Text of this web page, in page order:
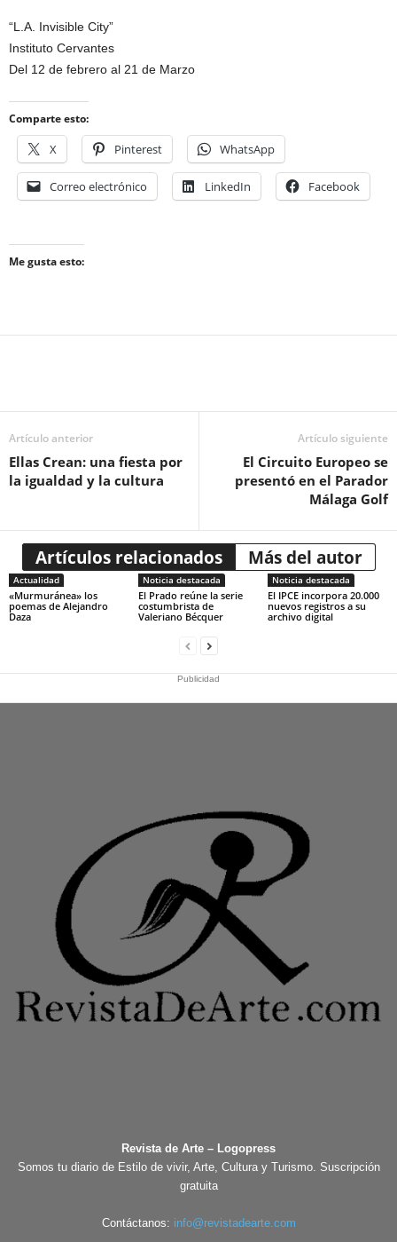
“L.A. Invisible City”
Instituto Cervantes
Del 12 de febrero al 21 de Marzo
Comparte esto:
X Pinterest WhatsApp
Correo electrónico LinkedIn Facebook
Me gusta esto:
Artículo anterior
Ellas Crean: una fiesta por
la igualdad y la cultura
Artículo siguiente
El Circuito Europeo se
presentó en el Parador
Málaga Golf
Artículos relacionados Más del autor
Actualidad
«Murmuránea» los
poemas de Alejandro
Daza
Noticia destacada
El Prado reúne la serie
costumbrista de
Valeriano Bécquer
Noticia destacada
El IPCE incorpora 20.000
nuevos registros a su
archivo digital
Publicidad
Revista de Arte – Logopress
Somos tu diario de Estilo de vivir, Arte, Cultura y Turismo. Suscripción
gratuita
Contáctanos: info@revistadearte.com